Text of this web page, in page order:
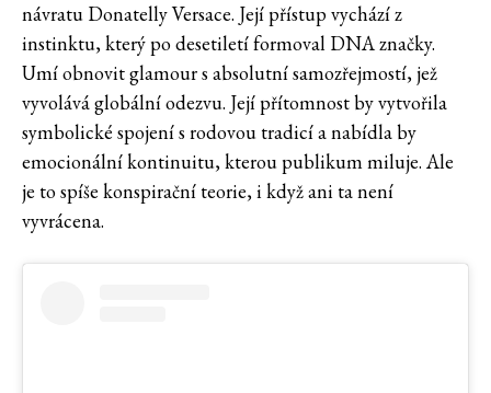
návratu Donatelly Versace. Její přístup vychází z
instinktu, který po desetiletí formoval DNA značky.
Umí obnovit glamour s absolutní samozřejmostí, jež
vyvolává globální odezvu. Její přítomnost by vytvořila
symbolické spojení s rodovou tradicí a nabídla by
emocionální kontinuitu, kterou publikum miluje. Ale
je to spíše konspirační teorie, i když ani ta není
vyvrácena.